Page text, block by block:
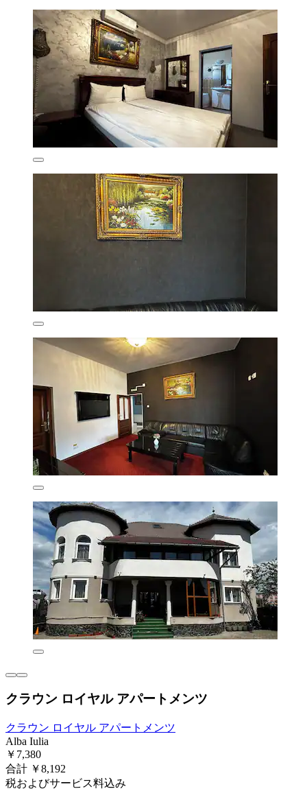
クラウン ロイヤル アパートメンツ
クラウン ロイヤル アパートメンツ
Alba Iulia
￥7,380
合計 ￥8,192
税およびサービス料込み